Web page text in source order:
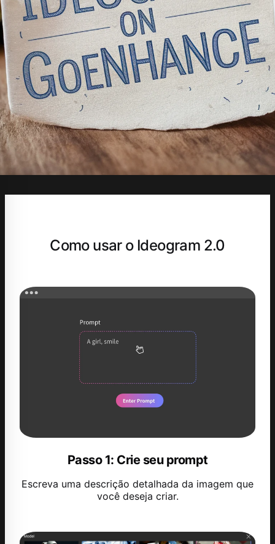
Como usar o Ideogram 2.0
Passo 1: Crie seu prompt
Escreva uma descrição detalhada da imagem que
você deseja criar.